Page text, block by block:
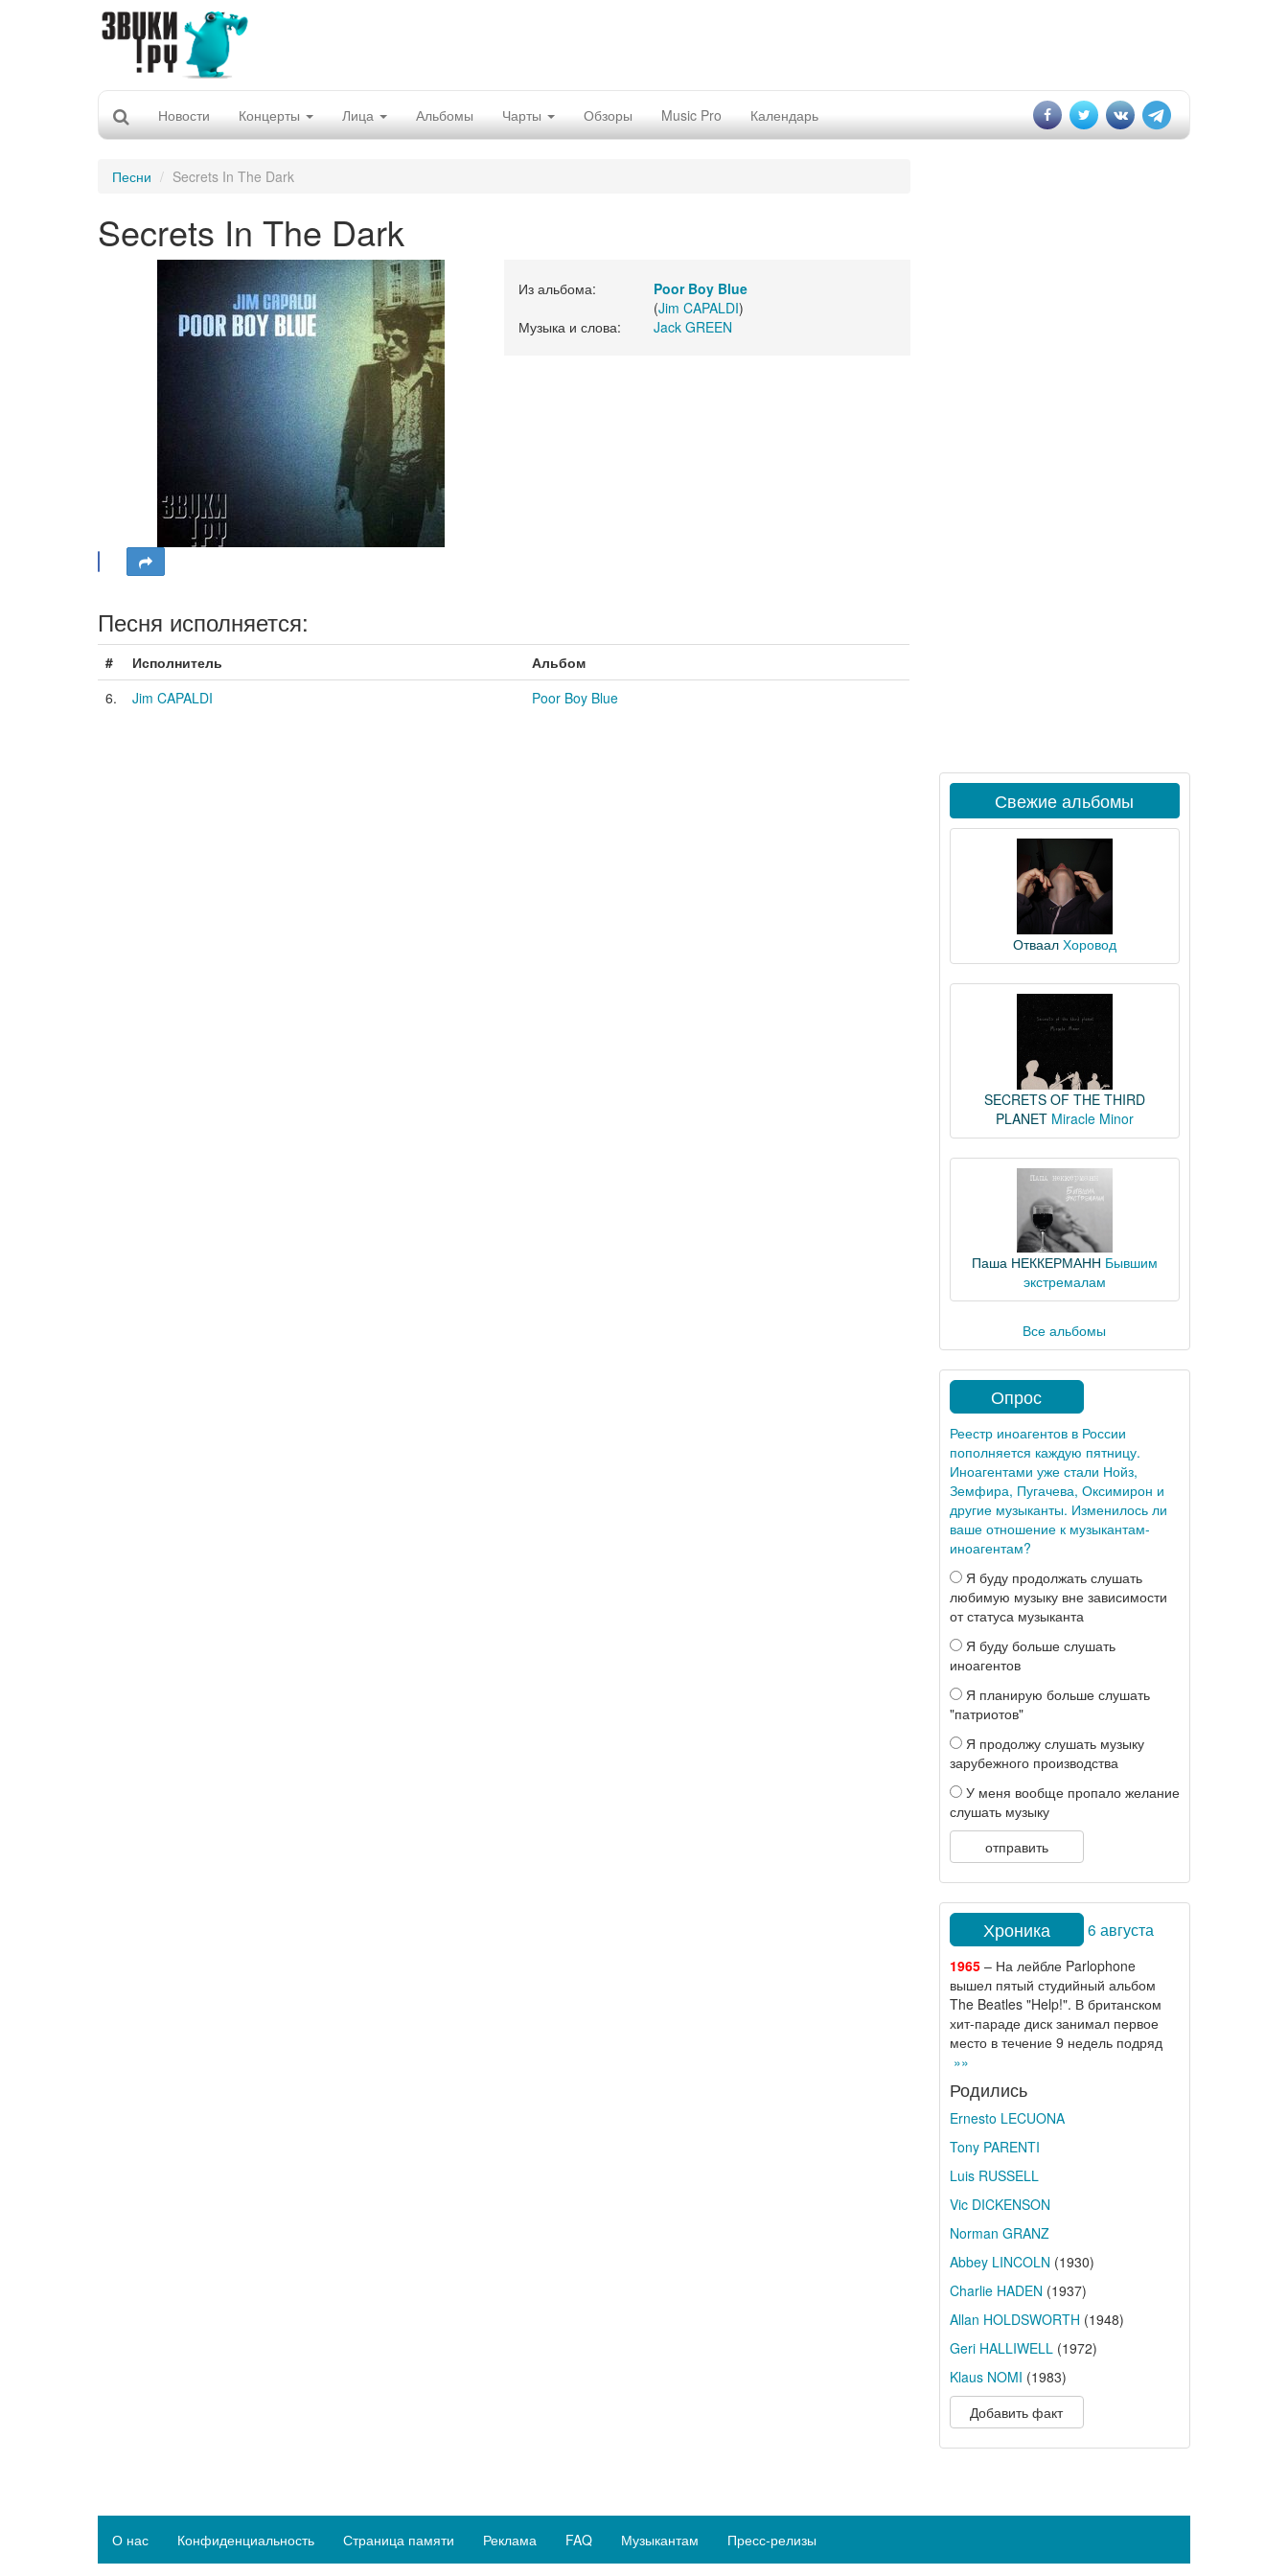
Новости Концерты Лица Альбомы Чарты Обзоры Music Pro Календарь
Песни Secrets In The Dark
Secrets In The Dark
Из альбома:
Poor Boy Blue
(Jim CAPALDI)
Музыка и слова:
Jack GREEN
Песня исполняется:
# Исполнитель
Альбом
6.
Jim CAPALDI Poor Boy Blue
Свежие альбомы
Отваал Хоровод
SECRETS OF THE THIRD
PLANET Miracle Minor
Паша НЕККЕРМАНН Бывшим
экстремалам
Все альбомы
Опрос
Реестр иноагентов в России
пополняется каждую пятницу.
Иноагентами уже стали Нойз,
Земфира, Пугачева, Оксимирон и
другие музыканты. Изменилось ли
ваше отношение к музыкантам-
иноагентам?
Я буду продолжать слушать
любимую музыку вне зависимости
от статуса музыканта
Я буду больше слушать
иноагентов
Я планирую больше слушать
"патриотов"
Я продолжу слушать музыку
зарубежного производства
У меня вообще пропало желание
слушать музыку
отправить
Хроника 6 августа
1965– На лейбле Parlophone
вышел пятый студийный альбом
The Beatles "Help!". В британском
хит-параде диск занимал первое
место в течение 9 недель подряд
»»
Родились
Ernesto LECUONA
Tony PARENTI
Luis RUSSELL
Vic DICKENSON
Norman GRANZ
Abbey LINCOLN (1930)
Charlie HADEN (1937)
Allan HOLDSWORTH (1948)
Geri HALLIWELL(1972)
Klaus NOMI (1983)
Добавить факт
О нас Конфиденциальность Страница памяти Реклама FAQ Музыкантам Пресс-релизы